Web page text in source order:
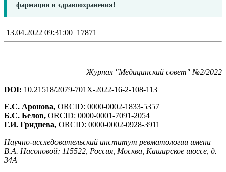
фармации и здравоохранения!
13.04.2022 09:31:00 17871
Журнал "Медицинский совет" №2/2022
DOI: 10.21518/2079-701X-2022-16-2-108-113
Е.С. Аронова, ORCID: 0000-0002-1833-5357
Б.С. Белов, ORCID: 0000-0001-7091-2054
Г.И. Гриднева, ORCID: 0000-0002-0928-3911
Научно-исследовательский институт ревматологии имени
В.А. Насоновой; 115522, Россия, Москва, Каширское шоссе, д.
34А